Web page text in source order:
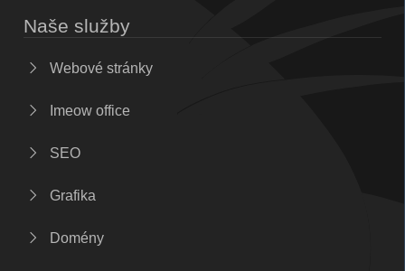
Naše služby
Webové stránky
Imeow office
SEO
Grafika
Domény